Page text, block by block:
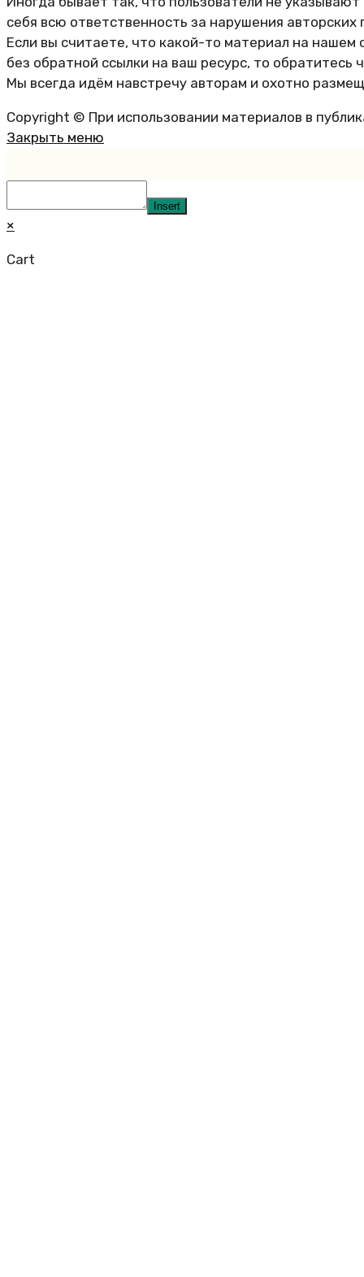
себя всю ответственность за нарушения авторских
Если вы считаете, что какой-то материал на
без обратной ссылки на ваш ресурс, то обратитесь
Мы всегда идём навстречу авторам и охотно
Copyright © При использовании материалов в
Закрыть меню
Insert
×
Cart